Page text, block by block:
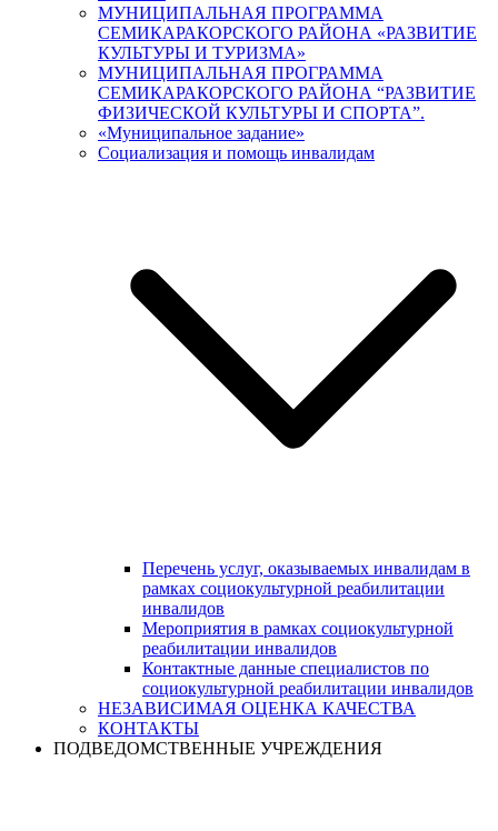
МУНИЦИПАЛЬНАЯ ПРОГРАММА
СЕМИКАРАКОРСКОГО РАЙОНА «РАЗВИТИЕ
КУЛЬТУРЫ И ТУРИЗМА»
МУНИЦИПАЛЬНАЯ ПРОГРАММА
СЕМИКАРАКОРСКОГО РАЙОНА “РАЗВИТИЕ
ФИЗИЧЕСКОЙ КУЛЬТУРЫ И СПОРТА”.
«Муниципальное задание»
Социализация и помощь инвалидам
Перечень услуг, оказываемых инвалидам в
рамках социокультурной реабилитации
инвалидов
Мероприятия в рамках социокультурной
реабилитации инвалидов
Контактные данные специалистов по
социокультурной реабилитации инвалидов
НЕЗАВИСИМАЯ ОЦЕНКА КАЧЕСТВА
КОНТАКТЫ
ПОДВЕДОМСТВЕННЫЕ УЧРЕЖДЕНИЯ